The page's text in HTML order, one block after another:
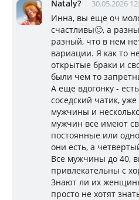
Nataly? 30.05.2026
Инна, вы еще оч
счастливы🙂, а
разный, что в нем
вариации. Я как то
открытые браки и
были чем то
А еще вдогонку -
соседский чатик,
мужчины и
мужчин все имеют
постоянные или
они есть, а
Все мужчины до 40,
привлекательны с
Знают ли их
просто не хотят